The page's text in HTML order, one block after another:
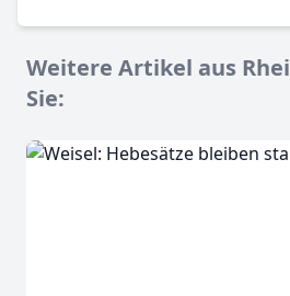
Weitere Artikel aus
Sie: